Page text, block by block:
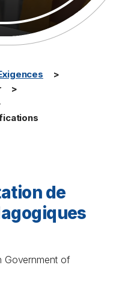
de
Government of